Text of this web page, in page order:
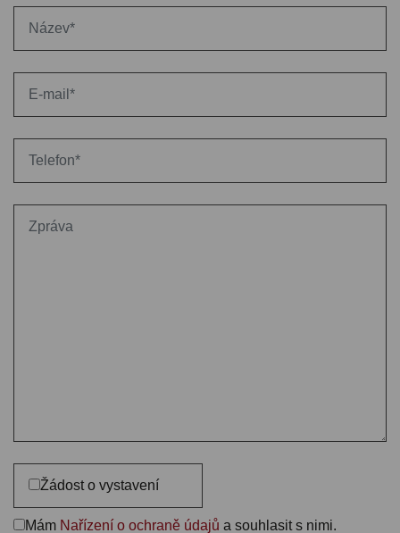
Žádost o vystavení
Mám Nařízení o ochraně údajů a souhlasit s nimi.